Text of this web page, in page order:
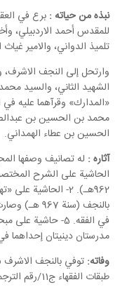
نبذه من حياته : برع في
للمقدس أحمد الاردبيلي،
تلميذ الدواني، والامير
وارتحل إلى النجف
الشهيد الثاني، والسيد
«المدارك» وقرآهما عليه
محمد بن الحسين بن
الحسين بن عطاء الهمداني.
آثاره :
الحاشية على الشرح
في الفقه. 5-
مدرستان دينيتان إحداهما
وفاته: توفي بالنجف
طبقات الفقهاء ج11/رقم الترجمة6829، وموسوعة طبقات الفقهاء ج10/133)